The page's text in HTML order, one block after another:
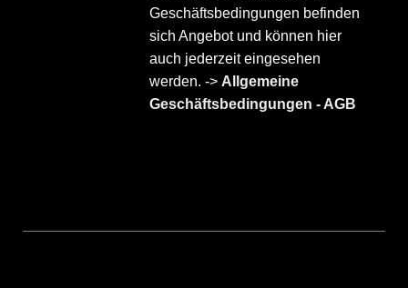
Geschäftsbedingungen befinden
sich Angebot und können hier
auch jederzeit eingesehen
werden. ->Allgemeine
Geschäftsbedingungen - AGB